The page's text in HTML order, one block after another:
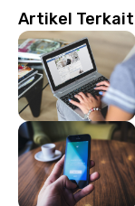
Artikel Terkait